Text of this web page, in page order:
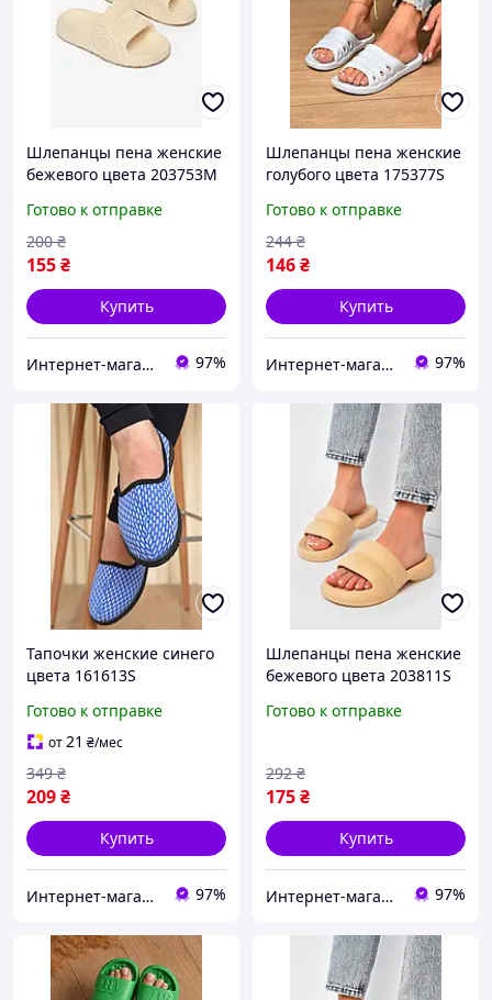
Шлепанцы пена женские
бежевого цвета 203753M
Готово к отправке
155₴
200 ₴
Купить
Интернет-магазин Minimalka.com - минимальные цены на одежду и обувь, нижнее белье и другие товары 97%
Шлепанцы пена женские
голубого цвета 175377S
Готово к отправке
146₴
244 ₴
Купить
Интернет-магазин Soloveiko.com.ua - одежда и обувь для всей семьи, Украина 97%
Тапочки женские синего
цвета 161613S
Готово к отправке
от21 ₴/мес
209₴
349 ₴
Купить
Интернет-магазин Soloveiko.com.ua - одежда и обувь для всей семьи, Украина 97%
Шлепанцы пена женские
бежевого цвета 203811S
Готово к отправке
175₴
292 ₴
Купить
Интернет-магазин Soloveiko.com.ua - одежда и обувь для всей семьи, Украина 97%